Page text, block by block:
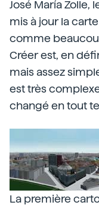
José María Zolle,
mis à jour la
comme
Créer est, en
mais assez
est très
changé en tout
La première